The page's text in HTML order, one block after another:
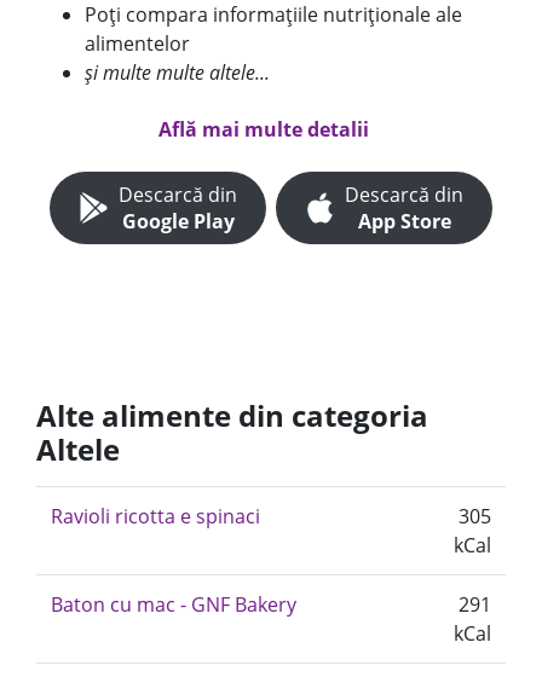
Poți compara informațiile nutriționale ale
alimentelor
și multe multe altele...
Află mai multe detalii
Descarcă din
Google Play
Descarcă din
App Store
Alte alimente din categoria
Altele
Ravioli ricotta e spinaci
305
kCal
Baton cu mac - GNF Bakery
291
kCal